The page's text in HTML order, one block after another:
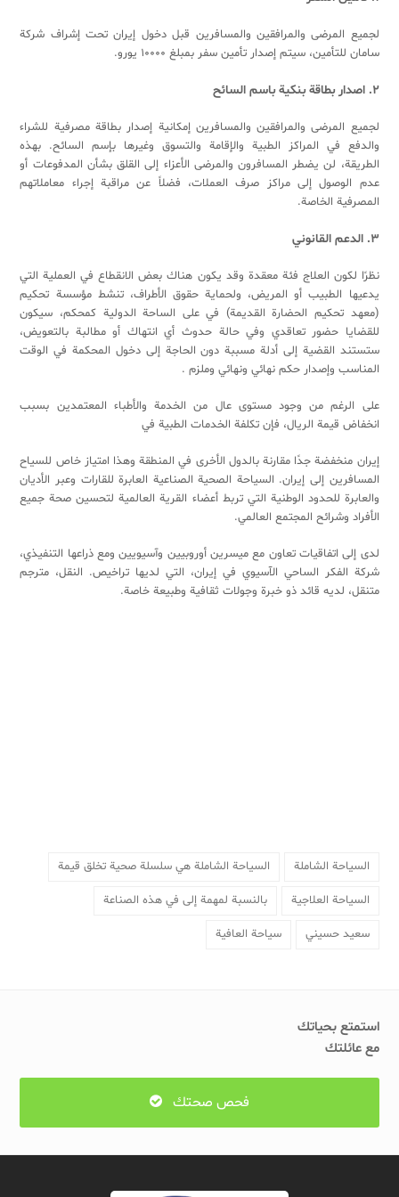
لجميع المرضى والمرافقين والمسافرين قبل دخول إيران تحت إشراف شركة
سامان للتأمين، سيتم إصدار تأمين سفر بمبلغ ۱۰۰۰۰ يورو.
۲. اصدار بطاقة بنكية باسم السائح
لجميع المرضى والمرافقين والمسافرين إمكانية إصدار بطاقة مصرفية للشراء
والدفع في المراكز الطبية والإقامة والتسوق وغيرها بإسم السائح. بهذه
الطريقة، لن يضطر المسافرون والمرضى الأعزاء إلى القلق بشأن المدفوعات أو
عدم الوصول إلى مراكز صرف العملات، فضلاً عن مراقبة إجراء معاملاتهم
المصرفية الخاصة.
۳. الدعم القانوني
نظرًا لكون العلاج فئة معقدة وقد يكون هناك بعض الانقطاع في العملية التي
يدعيها الطبيب أو المريض، ولحماية حقوق الأطراف، تنشط مؤسسة تحكيم
(معهد تحكيم الحضارة القديمة) في على الساحة الدولية كمحكم، سيكون
للقضايا حضور تعاقدي وفي حالة حدوث أي انتهاك أو مطالبة بالتعويض،
ستستند القضية إلى أدلة مسببة دون الحاجة إلى دخول المحكمة في الوقت
المناسب وإصدار حكم نهائي ونهائي وملزم .
على الرغم من وجود مستوى عال من الخدمة والأطباء المعتمدين بسبب
انخفاض قيمة الريال، فإن تكلفة الخدمات الطبية في
إيران منخفضة جدًا مقارنة بالدول الأخرى في المنطقة وهذا امتياز خاص للسياح
المسافرين إلى إيران. السياحة الصحية الصناعية العابرة للقارات وعبر الأديان
والعابرة للحدود الوطنية التي تربط أعضاء القرية العالمية لتحسين صحة جميع
الأفراد وشرائح المجتمع العالمي.
لدى إلی اتفاقيات تعاون مع ميسرين أوروبيين وآسيويين ومع ذراعها التنفيذي،
شركة الفکر الساحي الآسیوي في إيران، التي لديها تراخيص. النقل، مترجم
متنقل، لديه قائد ذو خبرة وجولات ثقافية وطبيعة خاصة.
السياحة الشاملة السياحة الشاملة هي سلسلة صحية تخلق قيمة
السياحة العلاجية بالنسبة لمهمة إلی في هذه الصناعة
سعيد حسيني سياحة العافية
استمتع بحياتك
مع عائلتك
فحص صحتك